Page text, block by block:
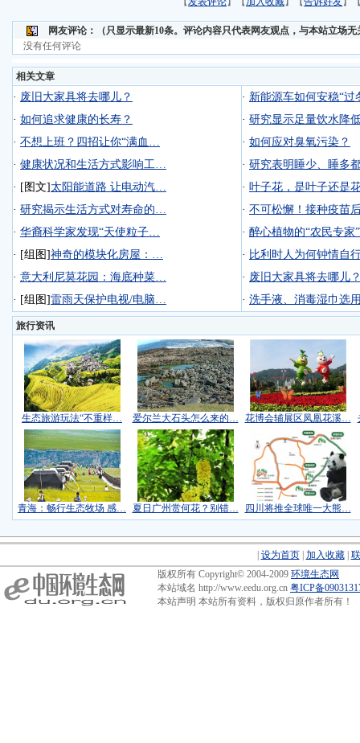
网友评论：
（只显示最新10条。评论内容只代表网友观点，与本站立场无
没有任何评论
相关文章
· 废旧大家具将去哪儿？
· 如何追求健康的长寿？
· 不想上班？四招让你“满血…
· 健康状况和生活方式影响工…
· [图文] 太阳能道路 让电动汽…
· 研究揭示生活方式对寿命的…
· 华裔科学家发现“天使粒子…
· [组图]神奇的模块化房屋：…
· 意大利尼莫花园：海底种菜…
· [组图]雷雨天保护电视/电脑…
· 新能源车如何安稳“
· 研究显示足量饮水降
· 如何应对臭氧污染？
· 研究表明睡少、睡多
· 叶子花，是叶子还是
· 不可松懈！接种疫苗
· 醉心植物的“农民专家”
· 比利时人为何钟情自
· 废旧大家具将去哪儿
· 洗手液、消毒湿巾选
旅行资讯
生态旅游玩法“不重样… 爱尔兰大石头怎么来的… 花博会辅展区凤凰花溪…
青海：畅行生态牧场 感… 夏日广州赏何花？别错… 四川将推全球唯一大熊…
设为首页| 加入收藏|
版权所有 Copyright© 2004-2009 环境生态网
本站域名 http://www.eedu.org.cn 粤ICP备
本站声明 本站所有资料，版权归原作者所有！